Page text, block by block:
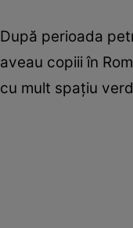
După perioada
aveau copiii în
cu mult spațiu